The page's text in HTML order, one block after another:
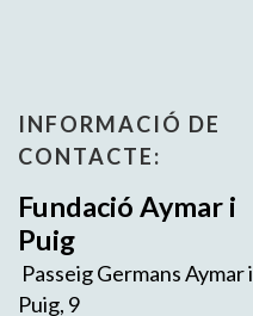
INFORMACIÓ DE
CONTACTE:
Fundació Aymar i
Puig
Passeig Germans Aymar i
Puig, 9